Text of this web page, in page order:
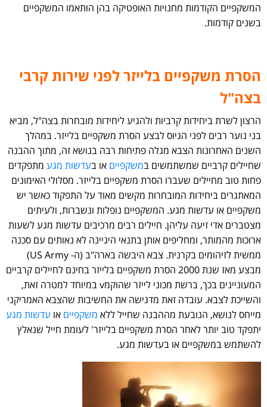
המשקפיים הקודמות מחנויות האופטיקה בהן הותאמו המשקפיים
בשנים קודמות.
הסרת משקפיים בלייזר לפני שירות קרבי
בצה"ל
הרצון לשרת ביחידות קרביות ולהגיע ליחידות מובחרות בצה"ל, מביא
בני נוער רבים לפני הגיוס לבצע הסרת משקפיים בלייזר. במהלך
השנים האחרונות הצבא מגלה פתיחות רבה בנושא זה, מתוך ההבנה
שחיילים קרביים שמשתמשים במשקפיים או בעדשות מגע מתפקדים
פחות טוב מחיילים שעברו הסרת משקפיים בלייזר. מסלולי האימונים
המאתגרים ביחידות המובחרות מקשים מאוד על התפקוד כאשר יש
משקפיים או עדשות מגע. המשקפיים נופלות ונשברות, ולעיתים
מצטברים אדי זיעה עליהן. חיילים רבים מרכיבים עדשות מגע לשעות
ארוכות מהמותר, ומחליפים אותן בתנאי היגיינה לא נאותים עם סכנה
ממשית לזיהומים בקרנית. צבא היבשה בארה"ב (ה- US Army)
מבצע מאז שנת 2000 הסרת משקפיים בלייזר בחינם לחיילים קרביים
המעוניינים בכך, ברשת מכוני לייזר שהוקמv במיוחד למטרה זאת,
והשייכת לצבא. עובדה זאת מדגישה את החשיבות שהצבא האמריקני
מייחס לנושא, הנובעת מההבנה שחייל ללא משקפיים או עדשות מגע
יתפקד טוב יותר לאחר הסרת משקפיים בלייזר' לעומת חייל שנאלץ
להשתמש במשקפיים או בעדשות מגע.